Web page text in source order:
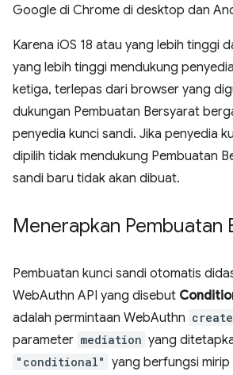
Google di Chrome di desktop dan
Karena iOS 18 atau yang lebih tinggi
yang lebih tinggi mendukung
ketiga, terlepas dari browser yang
dukungan Pembuatan Bersyarat
penyedia kunci sandi. Jika penyedia
dipilih tidak mendukung Pembuatan
sandi baru tidak akan dibuat.
Menerapkan Pembuatan
Pembuatan kunci sandi otomatis
WebAuthn API yang disebut
adalah permintaan WebAuthn
parameter mediation yang
"conditional" yang berfungsi